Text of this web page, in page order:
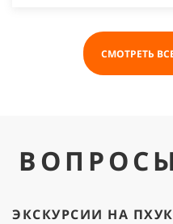
СМОТРЕТЬ
ЭКСКУРСИИ НА